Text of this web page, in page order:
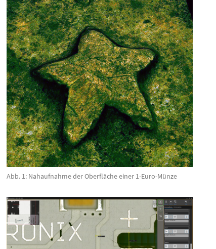
Abb. 1: Nahaufnahme der Oberfläche einer 1-Euro-Münze